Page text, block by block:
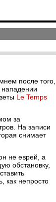
после того,
нападении
Le Temps
за
На записи
снимает
не еврей, а
обстановку,
как непросто